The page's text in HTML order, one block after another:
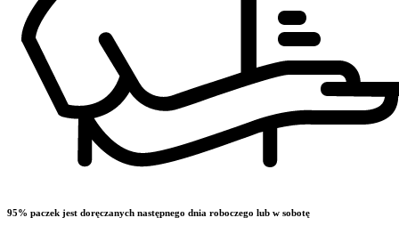
95% paczek jest doręczanych następnego dnia roboczego lub w sobotę